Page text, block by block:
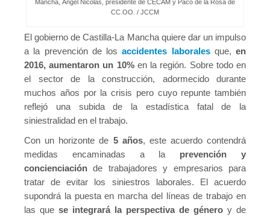
Mancha, Ángel Nicolás, presidente de CECAM y Paco de la Rosa de
CC.OO. / JCCM
El gobierno de Castilla-La Mancha quiere dar un impulso
a la prevención de losaccidentes laboralesque, en
2016, aumentaron un 10%en la región. Sobre todo en
el sector de la construcción, adormecido durante
muchos años por la crisis pero cuyo repunte también
reflejó una subida de la estadística fatal de la
siniestralidad en el trabajo.
Con un horizonte de 5 años, este acuerdo contendrá
medidas encaminadas a la prevención y
concienciación de trabajadores y empresarios para
tratar de evitar los siniestros laborales. El acuerdo
supondrá la puesta en marcha del líneas de trabajo en
las que se integrará la perspectiva de género y de